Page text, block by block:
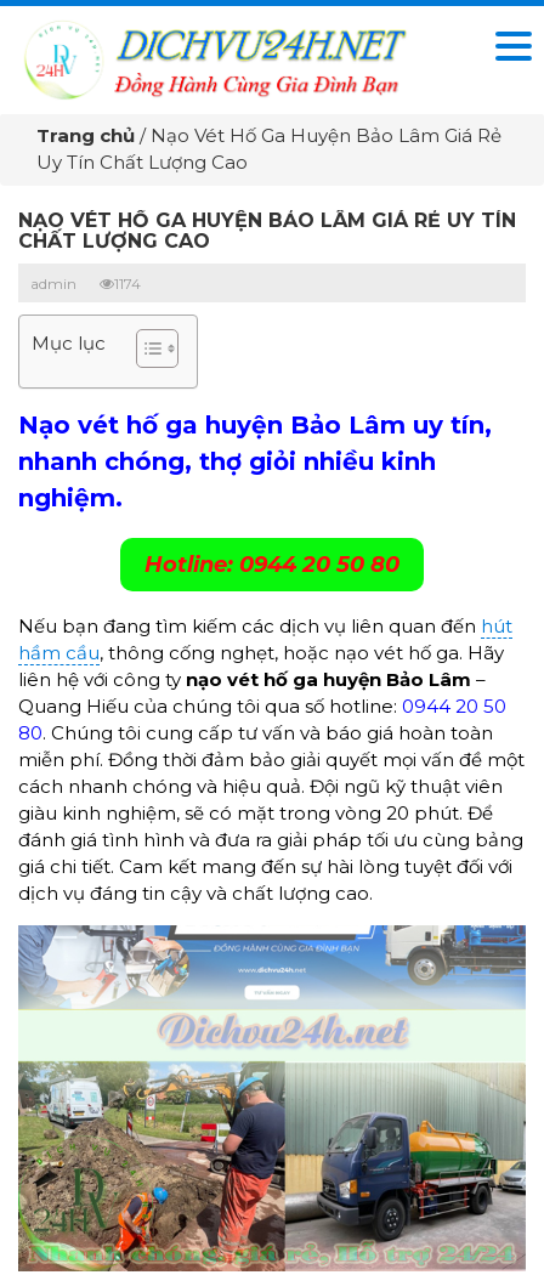
Trang chủ / Nạo Vét Hố Ga Huyện Bảo Lâm Giá Rẻ
Uy Tín Chất Lượng Cao
NẠO VÉT HỐ GA HUYỆN BẢO LÂM GIÁ RẺ UY TÍN
CHẤT LƯỢNG CAO
admin 1174
Mục lục
Nạo vét hố ga huyện Bảo Lâm uy tín,
nhanh chóng, thợ giỏi nhiều kinh
nghiệm.
Hotline: 0944 20 50 80
Nếu bạn đang tìm kiếm các dịch vụ liên quan đến hút
hầm cầu, thông cống nghẹt, hoặc nạo vét hố ga. Hãy
liên hệ với công ty nạo vét hố ga huyện Bảo Lâm –
Quang Hiếu của chúng tôi qua số hotline: 0944 20 50
80. Chúng tôi cung cấp tư vấn và báo giá hoàn toàn
miễn phí. Đồng thời đảm bảo giải quyết mọi vấn đề một
cách nhanh chóng và hiệu quả. Đội ngũ kỹ thuật viên
giàu kinh nghiệm, sẽ có mặt trong vòng 20 phút. Để
đánh giá tình hình và đưa ra giải pháp tối ưu cùng bảng
giá chi tiết. Cam kết mang đến sự hài lòng tuyệt đối với
dịch vụ đáng tin cậy và chất lượng cao.